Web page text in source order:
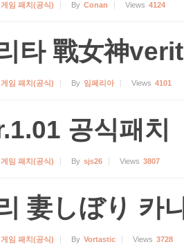
게임 패치(공식) By Conan Views 4124
타 戰女神
게임 패치(공식) By 임페리아 Views 4101
공식패치
게임 패치(공식) By sjs26 Views 3807
妻しぼり 카
게임 패치(공식) By Vortastic Views 3728